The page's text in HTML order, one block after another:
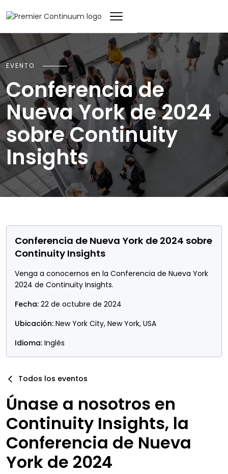
EVENTO
Conferencia de
Nueva York de 2024
sobre Continuity
Insights
Todos los eventos
Únase a nosotros en
Continuity Insights, la
Conferencia de Nueva
York de 2024
Conferencia de Nueva York de 2024 sobre
Continuity Insights
Venga a conocernos en la Conferencia de Nueva York
2024 de Continuity Insights.
Fecha: 22 de octubre de 2024
Ubicación: New York City, New York, USA
Idioma: Inglés